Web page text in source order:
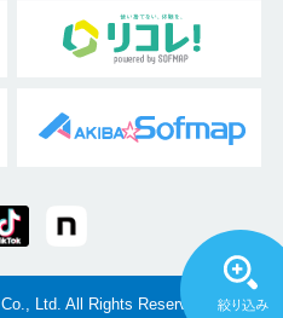
Ltd. All Rights Reserved.